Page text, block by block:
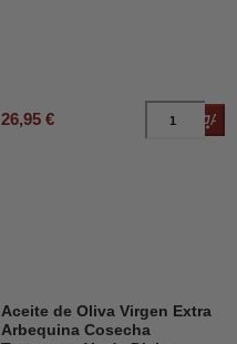
26,95 €
DESCUENTO45%
Aceite de Oliva Virgen Extra
Arbequina Cosecha